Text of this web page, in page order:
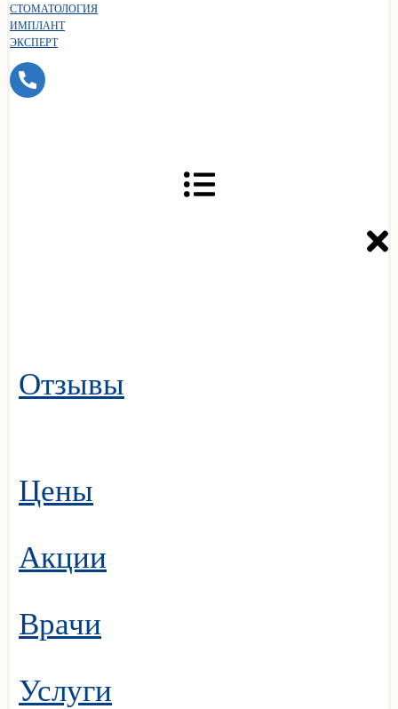
СТОМАТОЛОГИЯ
ИМПЛАНТ
ЭКСПЕРТ
Отзывы
Цены
Акции
Врачи
Услуги